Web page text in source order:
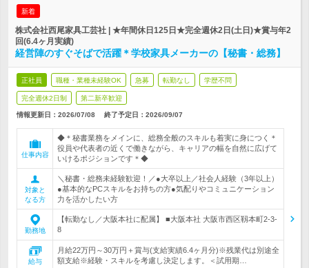
新着
株式会社西尾家具工芸社 | ★年間休日125日★完全週休2日(土日)★賞与年2
回(6.4ヶ月実績)
経営陣のすぐそばで活躍＊学校家具メーカーの【秘書・総務】
正社員 職種・業種未経験OK 急募 転勤なし 学歴不問
完全週休2日制 第二新卒歓迎
情報更新日：2026/07/08 終了予定日： 2026/09/07
仕事内容
◆＊秘書業務をメインに、総務全般のスキルも着実に身につく＊
役員や代表者の近くで働きながら、キャリアの幅を自然に広げて
いけるポジションです＊◆
対象と
なる方
＼秘書・総務未経験歓迎！／●大卒以上／社会人経験（3年以上）
●基本的なPCスキルをお持ちの方●気配りやコミュニケーション
力を活かしたい方
勤務地
【転勤なし／大阪本社に配属】 ■大阪本社 大阪市西区靱本町2-3-
8
給与
月給22万円～30万円＋賞与(支給実績6.4ヶ月分)※残業代は別途全
額支給※経験・スキルを考慮し決定します。＜試用期…